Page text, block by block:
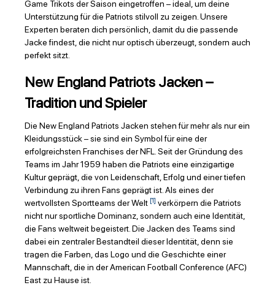
Game Trikots der Saison eingetroffen – ideal, um deine
Unterstützung für die Patriots stilvoll zu zeigen. Unsere
Experten beraten dich persönlich, damit du die passende
Jacke findest, die nicht nur optisch überzeugt, sondern auch
perfekt sitzt.
New England Patriots Jacken –
Tradition und Spieler
Die New England Patriots Jacken stehen für mehr als nur ein
Kleidungsstück – sie sind ein Symbol für eine der
erfolgreichsten Franchises der NFL. Seit der Gründung des
Teams im Jahr 1959 haben die Patriots eine einzigartige
Kultur geprägt, die von Leidenschaft, Erfolg und einer tiefen
Verbindung zu ihren Fans geprägt ist. Als eines der
wertvollsten Sportteams der Welt [1] verkörpern die Patriots
nicht nur sportliche Dominanz, sondern auch eine Identität,
die Fans weltweit begeistert. Die Jacken des Teams sind
dabei ein zentraler Bestandteil dieser Identität, denn sie
tragen die Farben, das Logo und die Geschichte einer
Mannschaft, die in der American Football Conference (AFC)
East zu Hause ist.